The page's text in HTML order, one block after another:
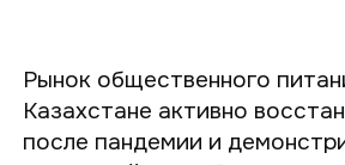
Рынок общественного
Казахстане активно
после пандемии и